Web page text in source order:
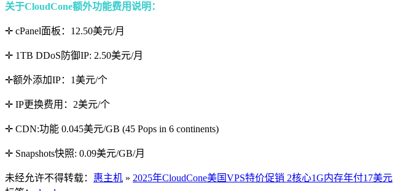
关于CloudCone额外功能费用说明：
✛ cPanel面板：12.50美元/月
✛ 1TB DDoS防御IP: 2.50美元/月
✛额外添加IP：1美元/个
✛ IP更换费用：2美元/个
✛ CDN:功能 0.045美元/GB (45 Pops in 6 continents)
✛ Snapshots快照: 0.09美元/GB/月
未经允许不得转载： 惠主机 » 2025年CloudCone美国VPS特价促销 2核心1G内存年付17美元